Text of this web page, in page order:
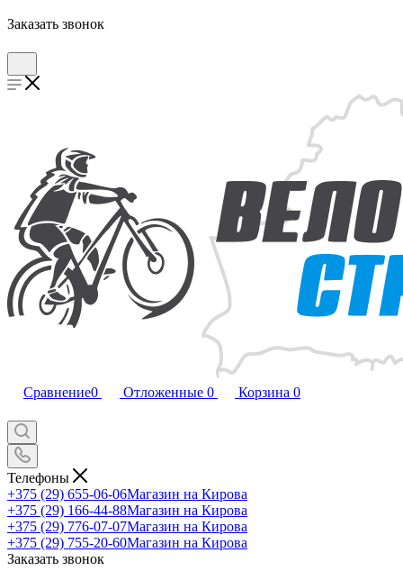
Заказать звонок
Сравнение0 Отложенные 0 Корзина 0
Телефоны
+375 (29) 655-06-06Магазин на Кирова
+375 (29) 166-44-88Магазин на Кирова
+375 (29) 776-07-07Магазин на Кирова
+375 (29) 755-20-60Магазин на Кирова
Заказать звонок